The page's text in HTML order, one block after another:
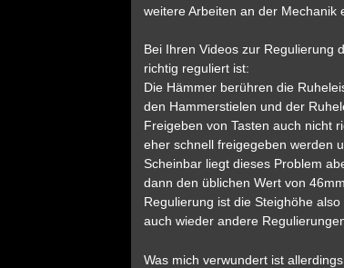
weitere Arbeiten an der Mechanik
Bei Ihren Videos zur Regulierung
richtig reguliert ist:
Die Hämmer berühren die
den Hammerstielen und der
Freigeben von Tasten auch nicht
eher schnell freigegeben werden
Scheinbar liegt dieses Problem
dann den üblichen Wert von
Regulierung ist die Steighöhe
auch wieder andere
Was mich verwundert ist